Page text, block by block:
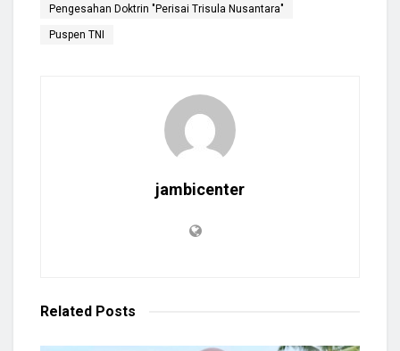
Pengesahan Doktrin "Perisai Trisula Nusantara"
Puspen TNI
jambicenter
Related Posts